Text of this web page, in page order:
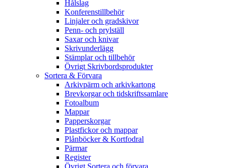
Hålslag
Konferenstillbehör
Linjaler och gradskivor
Penn- och prylställ
Saxar och knivar
Skrivunderlägg
Stämplar och tillbehör
Övrigt Skrivbordsprodukter
Sortera & Förvara
Arkivpärm och arkivkartong
Brevkorgar och tidskriftssamlare
Fotoalbum
Mappar
Papperskorgar
Plastfickor och mappar
Plånböcker & Kortfodral
Pärmar
Register
Övrigt Sortera och förvara